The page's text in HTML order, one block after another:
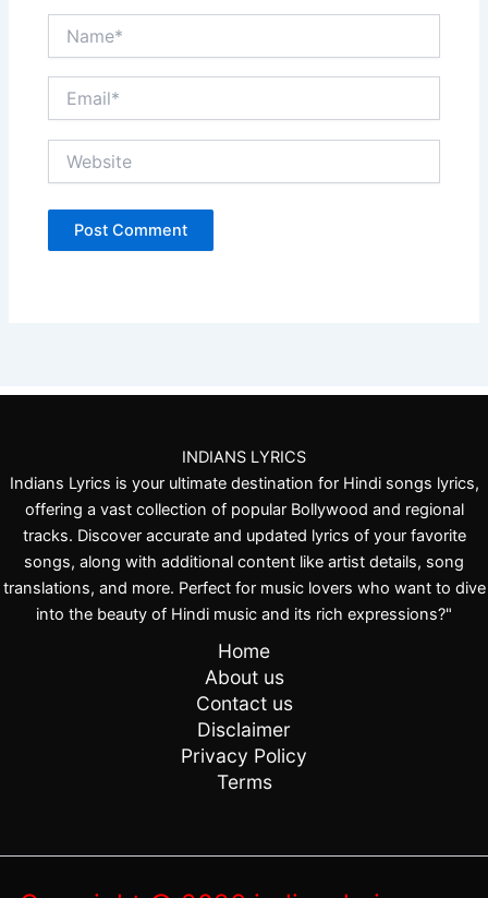
INDIANS LYRICS
Indians Lyrics is your ultimate destination for Hindi songs lyrics,
offering a vast collection of popular Bollywood and regional
tracks. Discover accurate and updated lyrics of your favorite
songs, along with additional content like artist details, song
translations, and more. Perfect for music lovers who want to dive
into the beauty of Hindi music and its rich expressions?"
Home
About us
Contact us
Disclaimer
Privacy Policy
Terms